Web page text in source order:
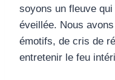
soyons un fleuve
éveillée. Nous
émotifs, de cris de
entretenir le feu